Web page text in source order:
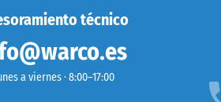
técnico
a viernes · 8:00–17:00